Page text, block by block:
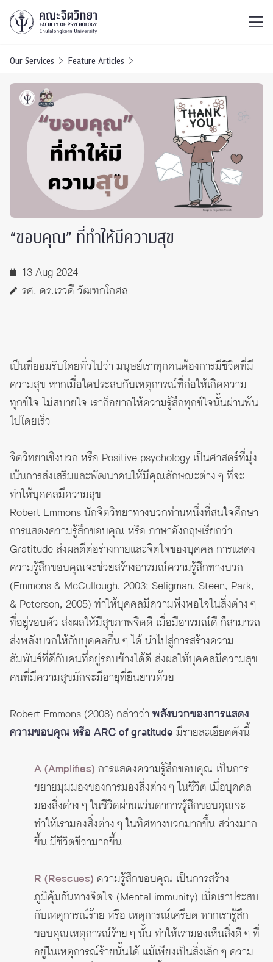
Our Services Feature Articles
“ขอบคุณ” ที่ทำให้มีความสุข
13 Aug 2024
รศ. ดร.เรวดี วัฒฑกโกศล
เป็นที่ยอมรับโดยทั่วไปว่า มนุษย์เราทุกคนต้องการมีชิวิตที่มี
ความสุข หากเมื่อใดประสบกับเหตุการณ์ที่ก่อให้เกิดความ
ทุกข์ใจ ไม่สบายใจ เราก็อยากให้ความรู้สึกทุกข์ใจนั้นผ่านพ้น
ไปโดยเร็ว
จิตวิทยาเชิงบวก หรือ Positive psychology เป็นศาสตร์ที่มุ่ง
เน้นการส่งเสริมและพัฒนาคนให้มีคุณลักษณะต่าง ๆ ที่จะ
ทำให้บุคคลมีความสุข
Robert Emmons นักจิตวิทยาทางบวกท่านหนึ่งที่สนใจศึกษา
การแสดงความรู้สึกขอบคุณ หรือ ภาษาอังกฤษเรียกว่า
Gratitude ส่งผลดีต่อร่างกายและจิตใจของบุคคล การแสดง
ความรู้สึกขอบคุณจะช่วยสร้างอารมณ์ความรู้สึกทางบวก
(Emmons & McCullough, 2003; Seligman, Steen, Park,
& Peterson, 2005) ทำให้บุคคลมีความพึงพอใจในสิ่งต่าง ๆ
ที่อยู่รอบตัว ส่งผลให้มีสุขภาพจิตดี เมื่อมีอารมณ์ดี ก็สามารถ
ส่งพลังบวกให้กับบุคคลอื่น ๆ ได้ นำไปสู่การสร้างความ
สัมพันธ์ที่ดีกับคนที่อยู่รอบข้างได้ดี ส่งผลให้บุคคลมีความสุข
คนที่มีความสุขมักจะมีอายุที่ยืนยาวด้วย
Robert Emmons (2008) กล่าวว่า พลังบวกของการแสดง
ความขอบคุณ หรือ ARC of gratitude มีรายละเอียดดังนี้
A (Amplifies) การแสดงความรู้สึกขอบคุณ เป็นการ
ขยายมุมมองของการมองสิ่งต่าง ๆ ในชีวิต เมื่อบุคคล
มองสิ่งต่าง ๆ ในชีวิตผ่านแว่นตาการรู้สึกขอบคุณจะ
ทำให้เรามองสิ่งต่าง ๆ ในทิศทางบวกมากขึ้น สว่างมาก
ขึ้น มีชีวิตชีวามากขึ้น
R (Rescues) ความรู้สึกขอบคุณ เป็นการสร้าง
ภูมิคุ้มกันทางจิตใจ (Mental immunity) เมื่อเราประสบ
กับเหตุการณ์ร้าย หรือ เหตุการณ์เครียด หากเรารู้สึก
ขอบคุณเหตุการณ์ร้าย ๆ นั้น ทำให้เรามองเห็นสิ่งดี ๆ ที่
อยู่ในเหตุการณ์ร้ายนั้นได้ แม้เพียงเป็นสิ่งเล็ก ๆ ความ